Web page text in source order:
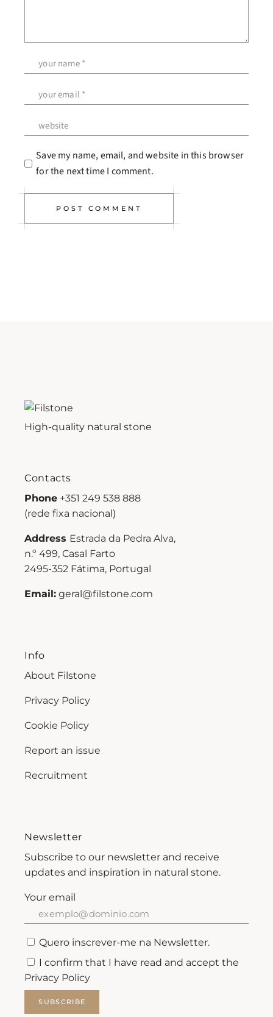
Save my name, email, and website in this browser
for the next time I comment.
POST COMMENT
High-quality natural stone
Contacts
Phone +351 249 538 888
(rede fixa nacional)
Address Estrada da Pedra Alva,
n.º 499, Casal Farto
2495-352 Fátima, Portugal
Email: geral@filstone.com
Info
About Filstone
Privacy Policy
Cookie Policy
Report an issue
Recruitment
Newsletter
Subscribe to our newsletter and receive
updates and inspiration in natural stone.
Your email
Quero inscrever-me na Newsletter.
I confirm that I have read and accept the
Privacy Policy
SUBSCRIBE